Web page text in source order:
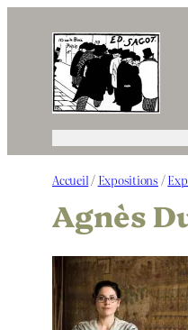
contenu
Accueil / Expositions /
Agnès